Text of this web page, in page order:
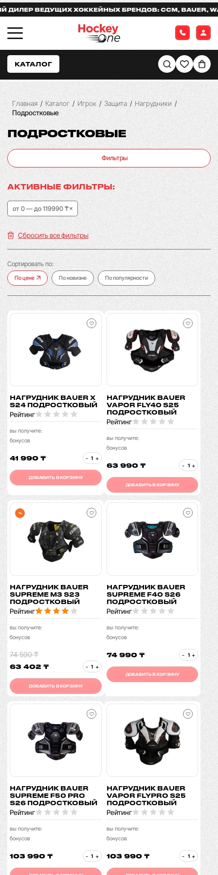
ВЕДУЩИХ ХОККЕЙНЫХ БРЕНДОВ: CCM, BAUER,
КАТАЛОГ
Главная / Каталог / Игрок / Защита / Нагрудники /
Подростковые
ПОДРОСТКОВЫЕ
Фильтры
АКТИВНЫЕ ФИЛЬТРЫ:
от 0 — до 119990 ₸
Сбросить все фильтры
Сортировать по:
По цене По новизне По популярности
НАГРУДНИК BAUER X
S24 ПОДРОСТКОВЫЙ
Рейтинг
вы получите:
бонусов
41 990 ₸ - +
ДОБАВИТЬ В КОРЗИНУ
НАГРУДНИК BAUER
VAPOR FLY40 S25
ПОДРОСТКОВЫЙ
Рейтинг
вы получите:
бонусов
63 990 ₸ - +
ДОБАВИТЬ В КОРЗИНУ
%
НАГРУДНИК BAUER
SUPREME M3 S23
ПОДРОСТКОВЫЙ
Рейтинг
вы получите:
бонусов
74 590 ₸
63 402 ₸ - +
ДОБАВИТЬ В КОРЗИНУ
НАГРУДНИК BAUER
SUPREME F40 S26
ПОДРОСТКОВЫЙ
Рейтинг
вы получите:
бонусов
74 990 ₸ - +
ДОБАВИТЬ В КОРЗИНУ
НАГРУДНИК BAUER
SUPREME F50 PRO
S26 ПОДРОСТКОВЫЙ
Рейтинг
вы получите:
бонусов
103 990 ₸ - +
НАГРУДНИК BAUER
VAPOR FLYPRO S25
ПОДРОСТКОВЫЙ
Рейтинг
вы получите:
бонусов
103 990 ₸ - +